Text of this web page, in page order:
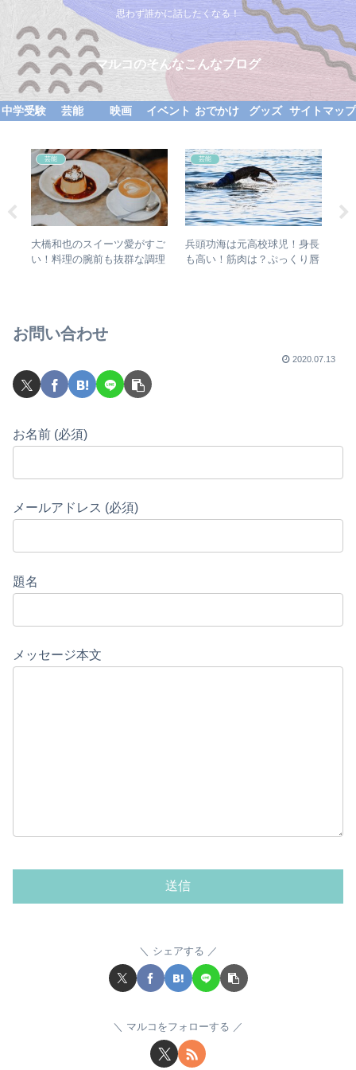
思わず誰かに話したくなる！
マルコのそんなこんなブログ
中学受験 芸能 映画 イベント おでかけ グッズ サイトマップ
芸能
大橋和也のスイーツ愛がすご
い！料理の腕前も抜群な調理
芸能
兵頭功海は元高校球児！身長
も高い！筋肉は？ぷっくり唇
お問い合わせ
2020.07.13
お名前 (必須)
メールアドレス (必須)
題名
メッセージ本文
シェアする
マルコをフォローする